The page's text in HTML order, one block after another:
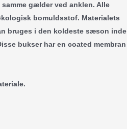
gælder ved anklen. Alle
bomuldsstof. Materialets
bruges i den koldeste sæson inde
bukser har en coated membran